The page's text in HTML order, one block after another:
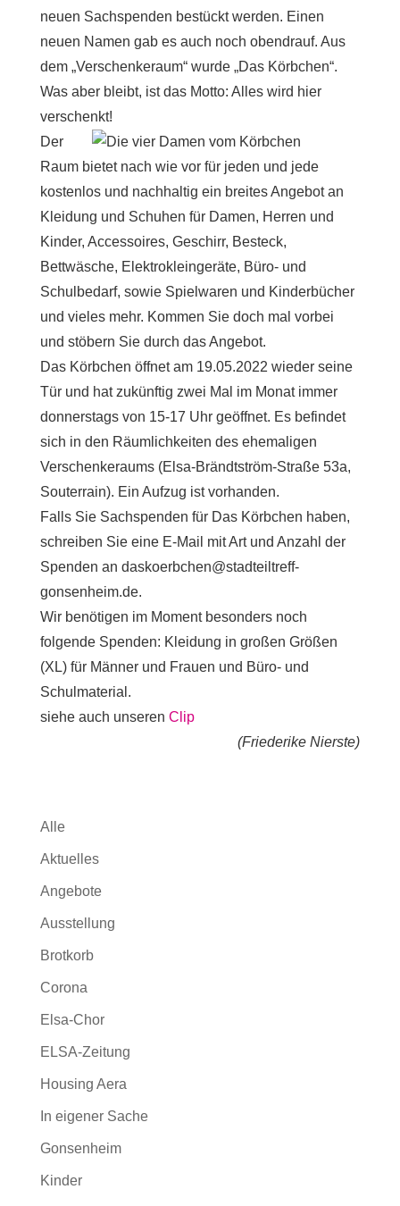
neuen Sachspenden bestückt werden. Einen
neuen Namen gab es auch noch obendrauf. Aus
dem „Verschenkeraum“ wurde „Das Körbchen“.
Was aber bleibt, ist das Motto: Alles wird hier
verschenkt!
Der
Raum bietet nach wie vor für jeden und jede
kostenlos und nachhaltig ein breites Angebot an
Kleidung und Schuhen für Damen, Herren und
Kinder, Accessoires, Geschirr, Besteck,
Bettwäsche, Elektrokleingeräte, Büro- und
Schulbedarf, sowie Spielwaren und Kinderbücher
und vieles mehr. Kommen Sie doch mal vorbei
und stöbern Sie durch das Angebot.
Das Körbchen öffnet am 19.05.2022 wieder seine
Tür und hat zukünftig zwei Mal im Monat immer
donnerstags von 15-17 Uhr geöffnet. Es befindet
sich in den Räumlichkeiten des ehemaligen
Verschenkeraums (Elsa-Brändtström-Straße 53a,
Souterrain). Ein Aufzug ist vorhanden.
Falls Sie Sachspenden für Das Körbchen haben,
schreiben Sie eine E-Mail mit Art und Anzahl der
Spenden an daskoerbchen@stadteiltreff-
gonsenheim.de.
Wir benötigen im Moment besonders noch
folgende Spenden: Kleidung in großen Größen
(XL) für Männer und Frauen und Büro- und
Schulmaterial.
siehe auch unseren Clip
(Friederike Nierste)
Alle
Aktuelles
Angebote
Ausstellung
Brotkorb
Corona
Elsa-Chor
ELSA-Zeitung
Housing Aera
In eigener Sache
Gonsenheim
Kinder